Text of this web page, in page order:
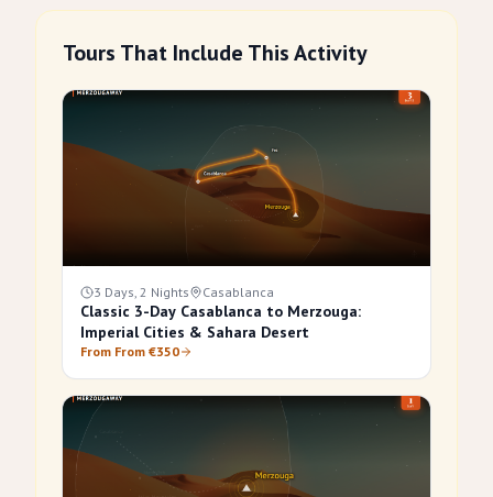
Tours That Include This Activity
3 Days, 2 Nights Casablanca
Classic 3-Day Casablanca to Merzouga:
Imperial Cities & Sahara Desert
From From €350